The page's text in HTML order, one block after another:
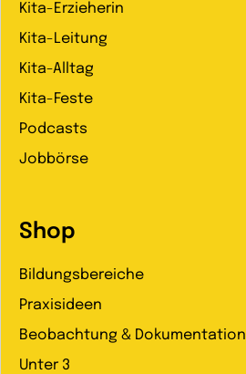
Kita-Erzieherin
Kita-Leitung
Kita-Alltag
Kita-Feste
Podcasts
Jobbörse
Shop
Bildungsbereiche
Praxisideen
Beobachtung & Dokumentation
Unter 3